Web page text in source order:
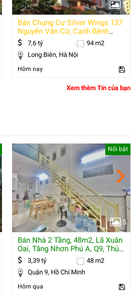
5
Bán Chung Cư Silver Wings 137
Nguyễn Văn Cừ, Cạnh Bệnh
Viện Bắc Hà,
7,6 tỷ
94 m2
Long Biên, Hà Nội
Hôm nay
Xem thêm Tin của bạn
5
Nổi bật
Bán Nhà 2 Tầng, 48m2, Lã Xuân
Oai, Tăng Nhơn Phú A, Q9, Thủ
Đức,3,39 tỷ
48 m2
Quận 9, Hồ Chí Minh
Hôm qua